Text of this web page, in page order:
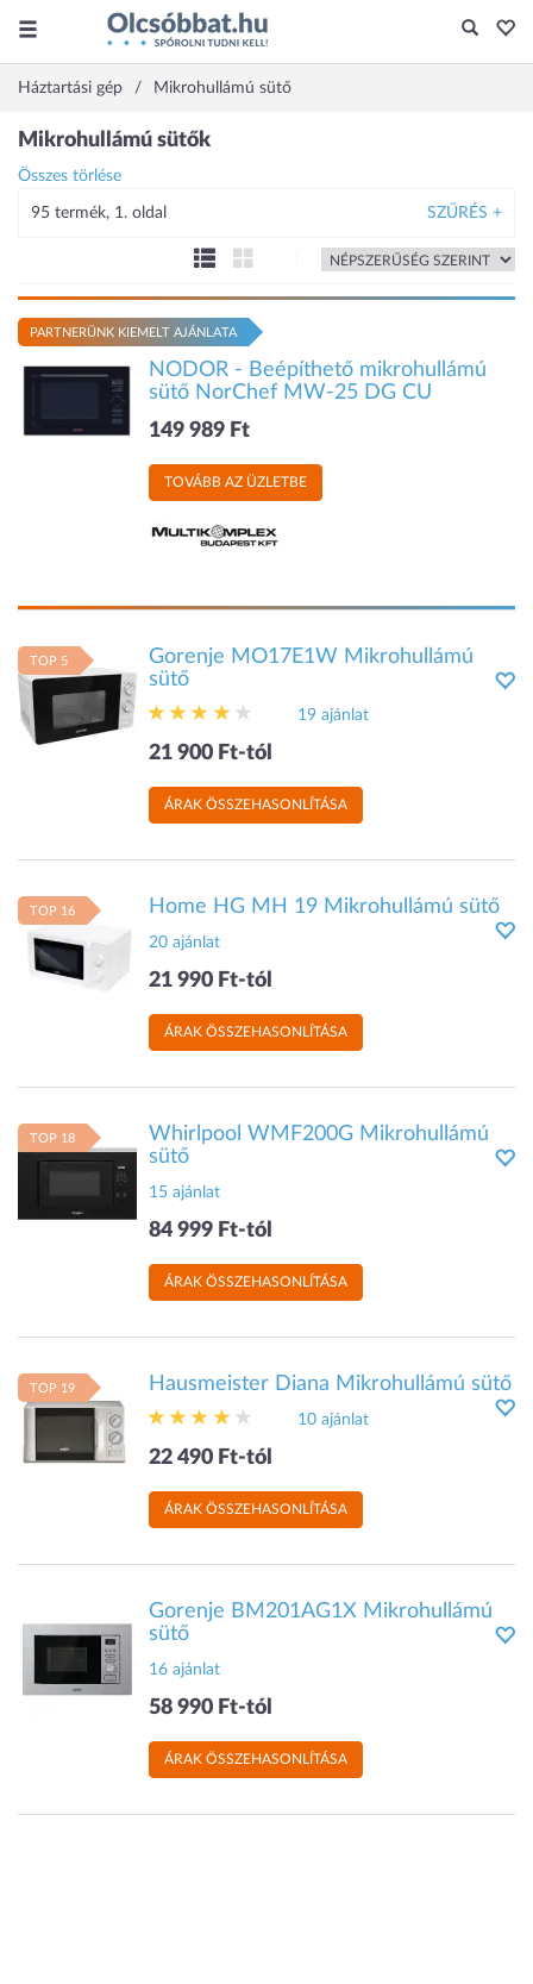
Háztartási gép Mikrohullámú sütő
Mikrohullámú sütők
Összes törlése
95 termék, 1. oldal SZŰRÉS +
PARTNERÜNK KIEMELT AJÁNLATA
NODOR - Beépíthető mikrohullámú
sütő NorChef MW-25 DG CU
149 989 Ft
TOVÁBB AZ ÜZLETBE
TOP 5
Gorenje MO17E1W Mikrohullámú
sütő
19 ajánlat
21 900 Ft-tól
ÁRAK ÖSSZEHASONLÍTÁSA
TOP 16 Home HG MH 19 Mikrohullámú sütő
20 ajánlat
21 990 Ft-tól
ÁRAK ÖSSZEHASONLÍTÁSA
TOP 18
Whirlpool WMF200G Mikrohullámú
sütő
15 ajánlat
84 999 Ft-tól
ÁRAK ÖSSZEHASONLÍTÁSA
TOP 19 Hausmeister Diana Mikrohullámú sütő
10 ajánlat
22 490 Ft-tól
ÁRAK ÖSSZEHASONLÍTÁSA
Gorenje BM201AG1X Mikrohullámú
sütő
16 ajánlat
58 990 Ft-tól
ÁRAK ÖSSZEHASONLÍTÁSA